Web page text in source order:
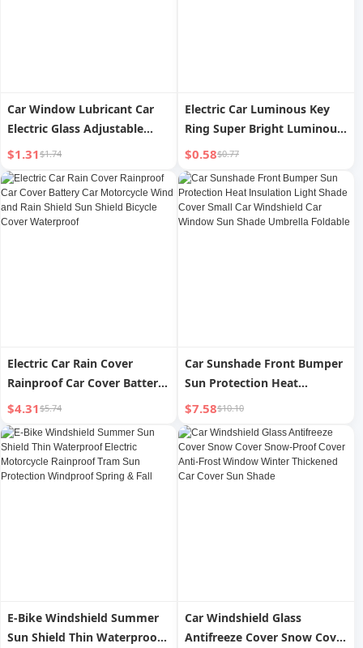
Car Window Lubricant Car
Electric Glass Adjustable
Sunroof Track Lubricant Car
Door Abnormal Sound
Special Elimination Adhesive
Strip
$1.31$1.74
Electric Car Luminous Key
Ring Super Bright Luminous
Key Hole Sticker Motorcycle
Key Door Ring Reflective
Electric Car Accessories
$0.58$0.77
Electric Car Rain Cover
Rainproof Car Cover Battery
Car Motorcycle Wind and
Rain Shield Sun Shield
Bicycle Cover Waterproof
$4.31$5.74
Car Sunshade Front Bumper
Sun Protection Heat
Insulation Light Shade Cover
Small Car Windshield Car
Window Sun Shade Umbrella
Foldable
$7.58$10.10
E-Bike Windshield Summer
Sun Shield Thin Waterproof
Car Windshield Glass
Antifreeze Cover Snow Cover